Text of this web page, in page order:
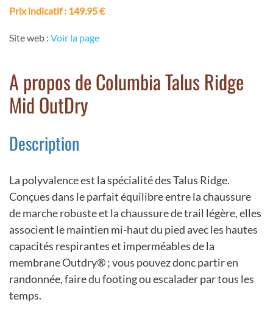
Prix indicatif: 149.95 €
Site web : Voir la page
A propos de Columbia Talus Ridge
Mid OutDry
Description
La polyvalence est la spécialité des Talus Ridge.
Conçues dans le parfait équilibre entre la chaussure
de marche robuste et la chaussure de trail légère, elles
associent le maintien mi-haut du pied avec les hautes
capacités respirantes et imperméables de la
membrane Outdry® ; vous pouvez donc partir en
randonnée, faire du footing ou escalader par tous les
temps.